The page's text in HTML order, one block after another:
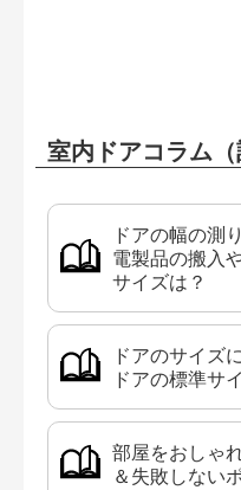
室内ドアコラム（
ドアの幅の測
電製品の搬入
サイズは？
ドアのサイズ
ドアの標準サ
部屋をおしゃ
＆失敗しない